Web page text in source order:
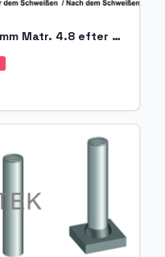
ID Gevindbøs M20-Ø22x30 mm Matr. 4.8 efter EN ISO 13918